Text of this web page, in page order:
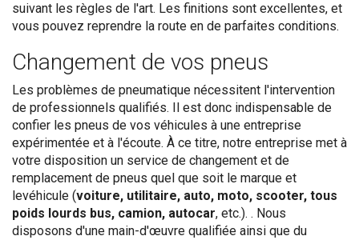
suivant les règles de l'art. Les finitions sont excellentes, et
vous pouvez reprendre la route en de parfaites conditions.
Changement de vos pneus
Les problèmes de pneumatique nécessitent l'intervention
de professionnels qualifiés. Il est donc indispensable de
confier les pneus de vos véhicules à une entreprise
expérimentée et à l'écoute. À ce titre, notre entreprise met à
votre disposition un service de changement et de
remplacement de pneus quel que soit le marque et
levéhicule (voiture, utilitaire, auto, moto, scooter, tous
poids lourds bus, camion, autocar, etc.). . Nous
disposons d'une main-d'œuvre qualifiée ainsi que du